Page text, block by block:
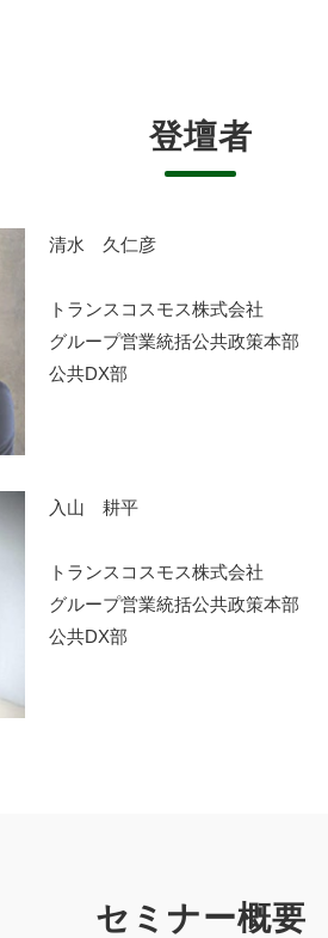
登壇者
清水 久仁彦
トランスコスモス株式会社
グループ営業統括公共政策本部
公共DX部
入山 耕平
トランスコスモス株式会社
グループ営業統括公共政策本部
公共DX部
セミナー概要